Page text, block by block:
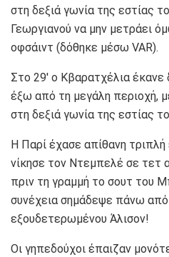
στη δεξιά γωνία της εστίας
Γεωργιανού να μην μετράει
οφσάιντ (δόθηκε μέσω VAR).
Στο 29′ ο Κβαρατχέλια έκανε
έξω από τη μεγάλη περιοχή,
στη δεξιά γωνία της εστίας
Η Παρί έχασε απίθανη τριπλή
νίκησε τον Ντεμπελέ σε τετ
πριν τη γραμμή το σουτ του
συνέχεια σημάδεψε πάνω από
εξουδετερωμένου Άλισον!
Οι γηπεδούχοι έπαιζαν